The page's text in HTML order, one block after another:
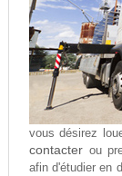
vous désirez
contacterou
afin d'étudier en